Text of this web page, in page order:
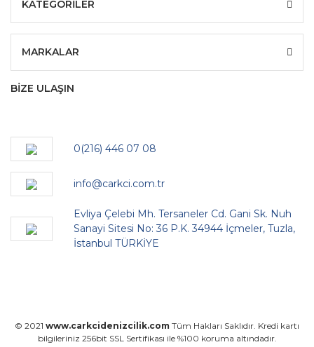
KATEGORİLER
MARKALAR
BİZE ULAŞIN
0(216) 446 07 08
info@carkci.com.tr
Evliya Çelebi Mh. Tersaneler Cd. Gani Sk. Nuh
Sanayi Sitesi No: 36 P.K. 34944 İçmeler, Tuzla,
İstanbul TÜRKİYE
© 2021 www.carkcidenizcilik.com Tüm Hakları Saklıdır. Kredi kartı
bilgileriniz 256bit SSL Sertifikası ile %100 koruma altındadır.